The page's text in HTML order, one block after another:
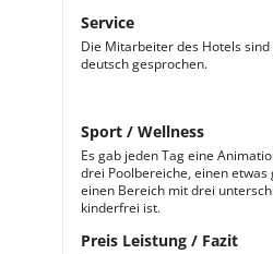
Service
Die Mitarbeiter des Hotels
deutsch gesprochen.
Sport / Wellness
Es gab jeden Tag eine
drei Poolbereiche, einen
einen Bereich mit drei
kinderfrei ist.
Preis Leistung / Fazit